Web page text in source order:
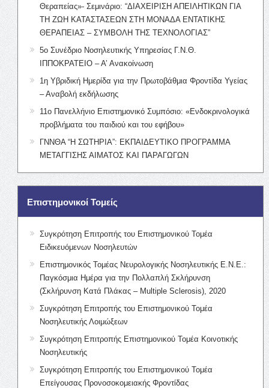
Θεραπείας»- Σεμινάριο: “ΔΙΑΧΕΙΡΙΣΗ ΑΠΕΙΛΗΤΙΚΩΝ ΓΙΑ
ΤΗ ΖΩΗ ΚΑΤΑΣΤΑΣΕΩΝ ΣΤΗ ΜΟΝΑΔΑ ΕΝΤΑΤΙΚΗΣ
ΘΕΡΑΠΕΙΑΣ – ΣΥΜΒΟΛΗ ΤΗΣ ΤΕΧΝΟΛΟΓΙΑΣ”
5ο Συνέδριο Νοσηλευτικής Υπηρεσίας Γ.Ν.Θ.
ΙΠΠΟΚΡΑΤΕΙΟ – Α’ Ανακοίνωση
1η Υβριδική Ημερίδα για την Πρωτοβάθμια Φροντίδα Υγείας
– Αναβολή εκδήλωσης
11ο Πανελλήνιο Επιστημονικό Συμπόσιο: «Ενδοκρινολογικά
προβλήματα του παιδιού και του εφήβου»
ΓΝΝΘΑ “Η ΣΩΤΗΡΙΑ”: ΕΚΠΑΙΔΕΥΤΙΚΟ ΠΡΟΓΡΑΜΜΑ
ΜΕΤΑΓΓΙΣΗΣ ΑΙΜΑΤΟΣ ΚΑΙ ΠΑΡΑΓΩΓΩΝ
Επιστημονικοί Τομείς
Συγκρότηση Επιτροπής του Επιστημονικού Τομέα
Ειδικευόμενων Νοσηλευτών
Επιστημονικός Τομέας Νευρολογικής Νοσηλευτικής Ε.Ν.Ε.:
Παγκόσμια Ημέρα για την Πολλαπλή Σκλήρυνση
(Σκλήρυνση Κατά Πλάκας – Multiple Sclerosis), 2020
Συγκρότηση Επιτροπής του Επιστημονικού Τομέα
Νοσηλευτικής Λοιμώξεων
Συγκρότηση Επιτροπής Επιστημονικού Τομέα Κοινοτικής
Νοσηλευτικής
Συγκρότηση Επιτροπής του Επιστημονικού Τομέα
Επείγουσας Προνοσοκομειακής Φροντίδας